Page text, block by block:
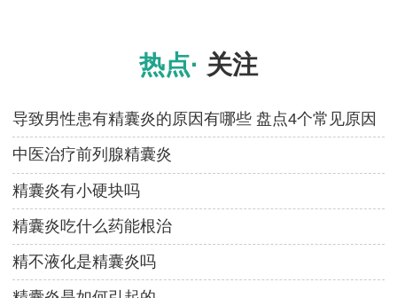
热点· 关注
导致男性患有精囊炎的原因有哪些 盘点4个常见原因
中医治疗前列腺精囊炎
精囊炎有小硬块吗
精囊炎吃什么药能根治
精不液化是精囊炎吗